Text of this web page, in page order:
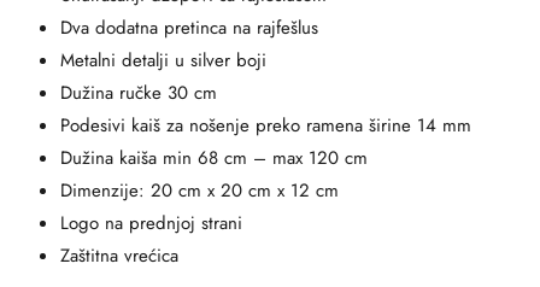
Dva dodatna pretinca na rajfešlus
Metalni detalji u silver boji
Dužina ručke 30 cm
Podesivi kaiš za nošenje preko ramena širine 14 mm
Dužina kaiša min 68 cm – max 120 cm
Dimenzije: 20 cm x 20 cm x 12 cm
Logo na prednjoj strani
Zaštitna vrećica